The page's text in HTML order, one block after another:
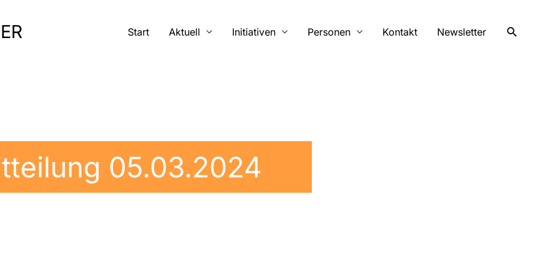
Start Aktuell Initiativen Personen Kontakt Newsletter Suchen
05.03.2024